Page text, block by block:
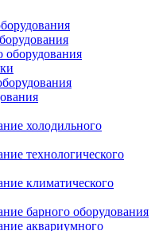
оборудования
холодильного
технологического
климатического
барного оборудования
аквариумного